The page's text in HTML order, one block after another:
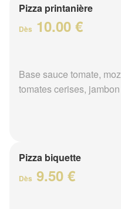
Pizza printanière
Dès 10.00 €
Base sauce tomate,
tomates cerises,
Pizza biquette
Dès 9.50 €